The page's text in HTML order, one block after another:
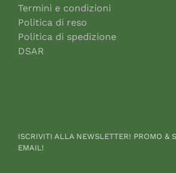
Termini e condizioni
Politica di reso
Politica di spedizione
DSAR
ISCRIVITI ALLA NEWSLETTER! PROMO &
EMAIL!